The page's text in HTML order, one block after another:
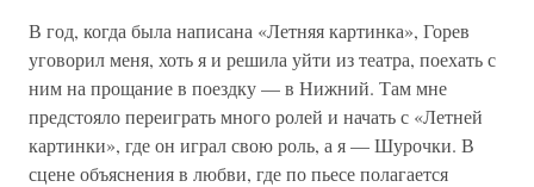
В год, когда была написана «Летняя картинка», Горев
уговорил меня, хоть я и решила уйти из театра, поехать с
ним на прощание в поездку — в Нижний. Там мне
предстояло переиграть много ролей и начать с «Летней
картинки», где он играл свою роль, а я — Шурочки. В
сцене объяснения в любви, где по пьесе полагается